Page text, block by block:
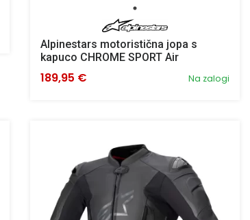
Alpinestars motoristična jopa s
kapuco CHROME SPORT Air
Na zalogi
189,95 €